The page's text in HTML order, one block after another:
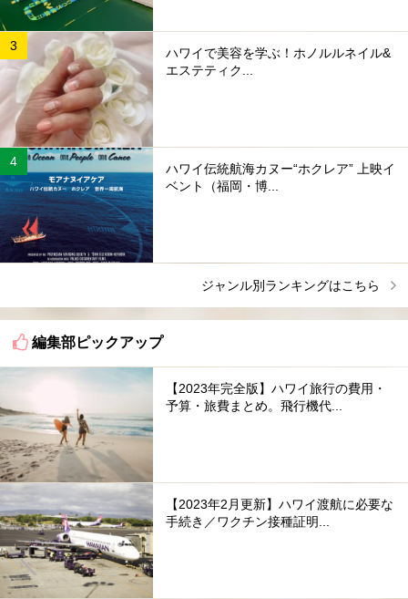
ハワイで美容を学ぶ！ホノルルネイル&
エステティク...
ハワイ伝統航海カヌー“ホクレア” 上映イ
ベント（福岡・博...
ジャンル別ランキングはこちら
編集部ピックアップ
【2023年完全版】ハワイ旅行の費用・
予算・旅費まとめ。飛行機代...
【2023年2月更新】ハワイ渡航に必要な
手続き／ワクチン接種証明...